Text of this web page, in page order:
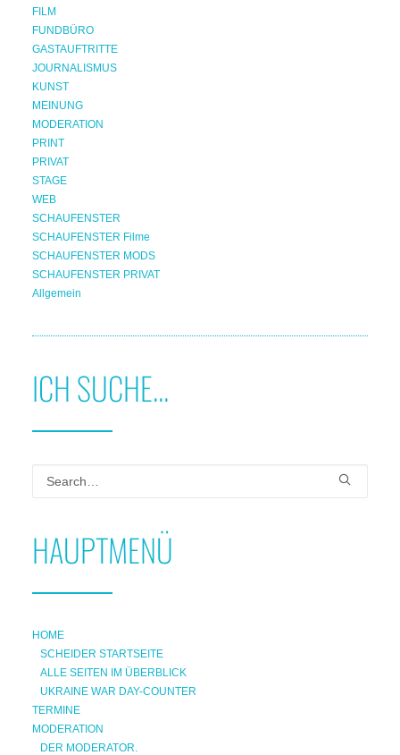
FILM
FUNDBÜRO
GASTAUFTRITTE
JOURNALISMUS
KUNST
MEINUNG
MODERATION
PRINT
PRIVAT
STAGE
WEB
SCHAUFENSTER
SCHAUFENSTER Filme
SCHAUFENSTER MODS
SCHAUFENSTER PRIVAT
Allgemein
ICH SUCHE...
HAUPTMENÜ
HOME
SCHEIDER STARTSEITE
ALLE SEITEN IM ÜBERBLICK
UKRAINE WAR DAY-COUNTER
TERMINE
MODERATION
DER MODERATOR.